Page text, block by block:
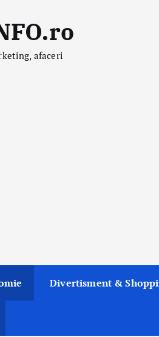
afaceri
Divertisment &